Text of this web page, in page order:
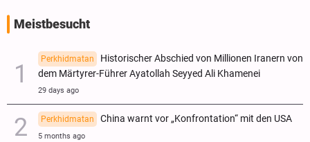
Meistbesucht
Perkhidmatan
Historischer Abschied von Millionen Iranern von
dem Märtyrer-Führer Ayatollah Seyyed Ali Khamenei
29 days ago
Perkhidmatan China warnt vor „Konfrontation“ mit den USA
5 months ago